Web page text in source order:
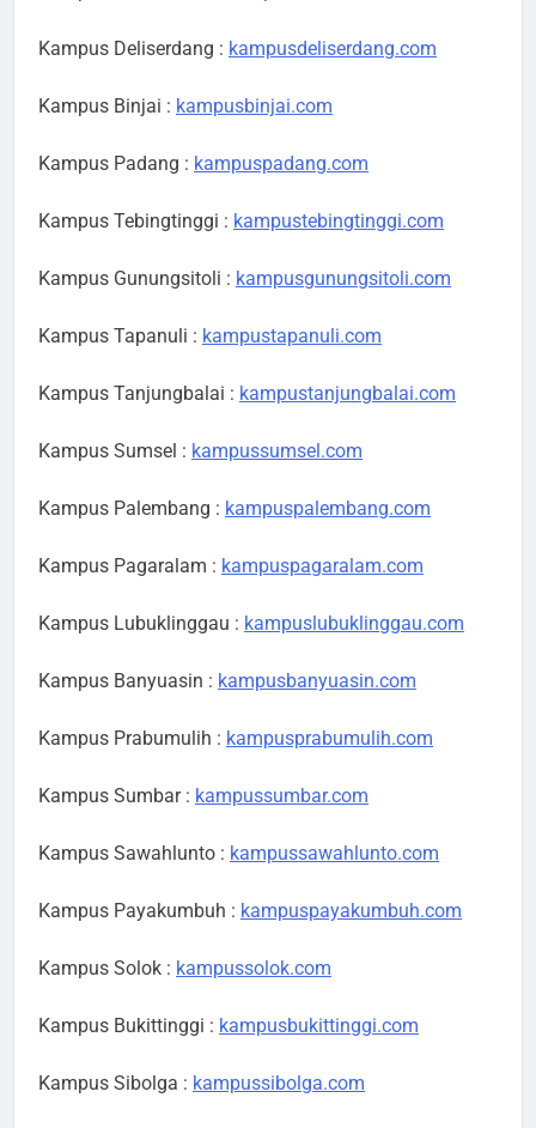
Kampus Deliserdang : kampusdeliserdang.com
Kampus Binjai : kampusbinjai.com
Kampus Padang : kampuspadang.com
Kampus Tebingtinggi : kampustebingtinggi.com
Kampus Gunungsitoli : kampusgunungsitoli.com
Kampus Tapanuli : kampustapanuli.com
Kampus Tanjungbalai : kampustanjungbalai.com
Kampus Sumsel : kampussumsel.com
Kampus Palembang : kampuspalembang.com
Kampus Pagaralam : kampuspagaralam.com
Kampus Lubuklinggau : kampuslubuklinggau.com
Kampus Banyuasin : kampusbanyuasin.com
Kampus Prabumulih : kampusprabumulih.com
Kampus Sumbar : kampussumbar.com
Kampus Sawahlunto : kampussawahlunto.com
Kampus Payakumbuh : kampuspayakumbuh.com
Kampus Solok : kampussolok.com
Kampus Bukittinggi : kampusbukittinggi.com
Kampus Sibolga : kampussibolga.com